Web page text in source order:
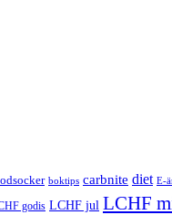
boktips carbnite diet E-
godis LCHF jul LCHF